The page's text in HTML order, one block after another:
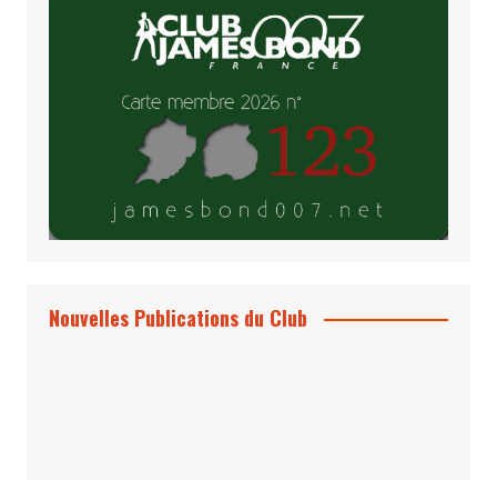
Nouvelles Publications du Club